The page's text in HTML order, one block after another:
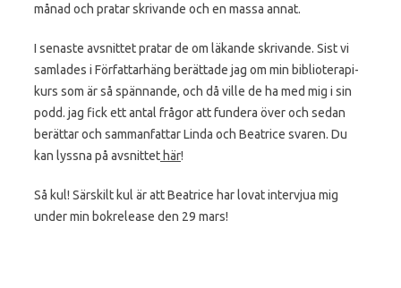
månad och pratar skrivande och en massa annat.
I senaste avsnittet pratar de om läkande skrivande. Sist vi
samlades i Författarhäng berättade jag om min biblioterapi-
kurs som är så spännande, och då ville de ha med mig i sin
podd. jag fick ett antal frågor att fundera över och sedan
berättar och sammanfattar Linda och Beatrice svaren. Du
kan lyssna på avsnittet här!
Så kul! Särskilt kul är att Beatrice har lovat intervjua mig
under min bokrelease den 29 mars!